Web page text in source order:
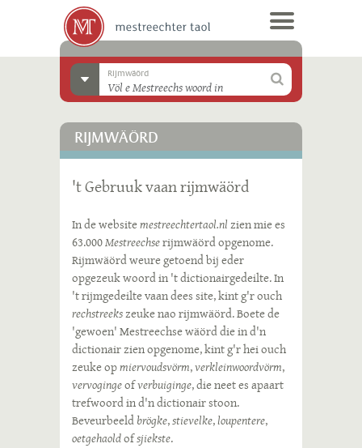
Rijmwäörd
RIJMWÄÖRD
't Gebruuk vaan rijmwäörd
In de websitemestreechtertaol.nlzien mie es
63.000Mestreechserijmwäörd opgenome.
Rijmwäörd weure getoend bij eder
opgezeuk woord in 't dictionairgedeilte. In
't rijmgedeilte vaan dees site, kint g'r ouch
rechstreekszeuke nao rijmwäörd. Boete de
'gewoen' Mestreechse wäörd die in d'n
dictionair zien opgenome, kint g'r hei ouch
zeuke opmiervoudsvörm,verkleinwoordvörm,
vervogingeofverbuiginge, die neet es apaart
trefwoord in d'n dictionair stoon.
Beveurbeeldbrögke,stievelke,loupentere,
oetgehaoldofsjiekste.